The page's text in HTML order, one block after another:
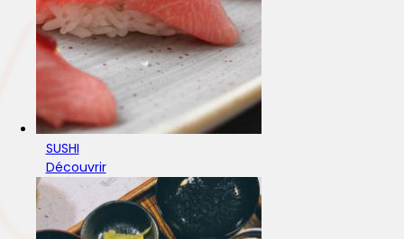
SUSHI
Découvrir